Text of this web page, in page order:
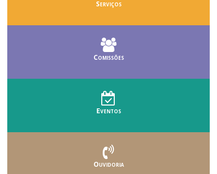
Serviços
Comissões
Eventos
Ouvidoria